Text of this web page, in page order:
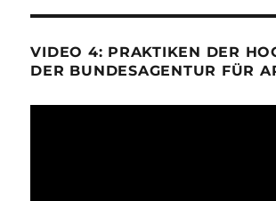
VIDEO 4: PRAKTIKEN DER
DER BUNDESAGENTUR FÜR